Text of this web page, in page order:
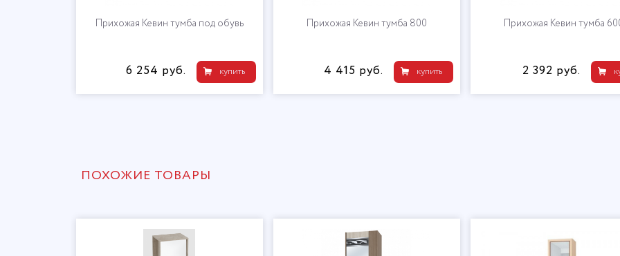
Прихожая Кевин тумба под обувь
купить
6 254 руб.
Прихожая Кевин тумба 800
купить
4 415 руб.
Прихожая Кевин тумба
2 392 руб.
ПОХОЖИЕ ТОВАРЫ